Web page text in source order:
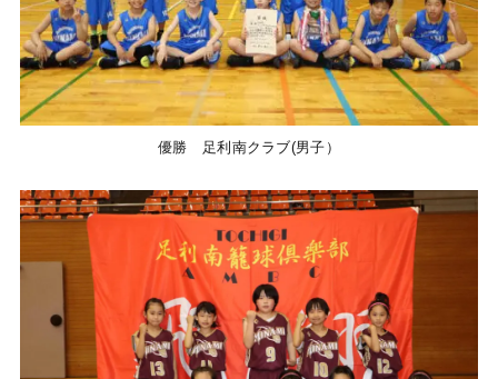
優勝 足利南クラブ(男子）